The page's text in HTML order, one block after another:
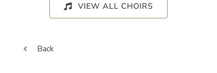
VIEW ALL CHOIRS
Back